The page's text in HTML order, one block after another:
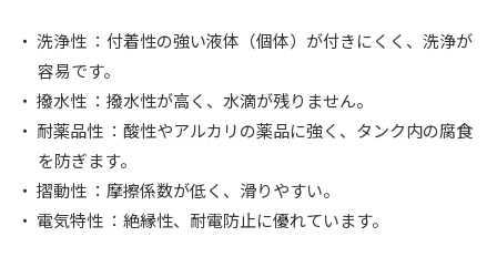
・ 洗浄性 ：付着性の強い液体（個体）が付きにくく、洗浄が
容易です。
・ 撥水性 ：撥水性が高く、水滴が残りません。
・ 耐薬品性 ：酸性やアルカリの薬品に強く、タンク内の腐食
を防ぎます。
・ 摺動性 ：摩擦係数が低く、滑りやすい。
・ 電気特性 ：絶縁性、耐電防止に優れています。